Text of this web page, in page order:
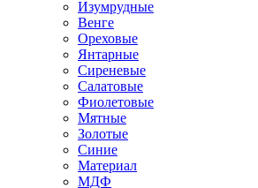
Изумрудные
Венге
Ореховые
Янтарные
Сиреневые
Салатовые
Фиолетовые
Мятные
Золотые
Синие
Материал
МДФ